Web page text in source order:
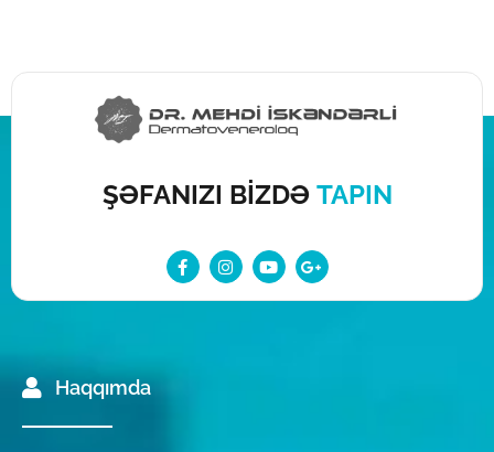
ŞƏFANIZI BİZDƏ TAPIN
Haqqımda